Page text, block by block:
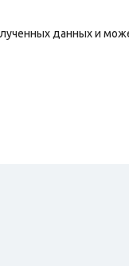
данных и